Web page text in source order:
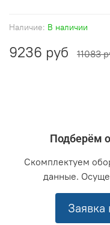
Наличие: В наличии
9236 руб 11083
Подберём
Скомплектуем
данные.
Заявка